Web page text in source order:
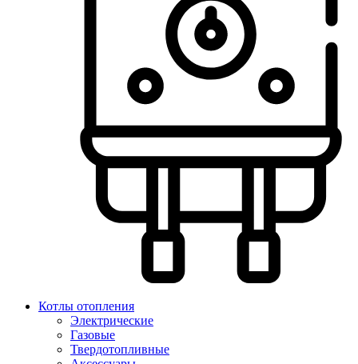
Котлы отопления
Электрические
Газовые
Твердотопливные